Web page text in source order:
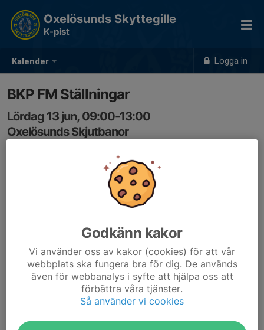
Kalender Logga in
Oxelösunds Skyttegille
K-pist
BKP FM Ställningar
Lördag 13 jun, 09:00-13:00
Oxelösunds Skjutbanor
Godkänn kakor
Vi använder oss av kakor (cookies) för att vår
webbplats ska fungera bra för dig. De används
även för webbanalys i syfte att hjälpa oss att
förbättra våra tjänster.
Så använder vi cookies